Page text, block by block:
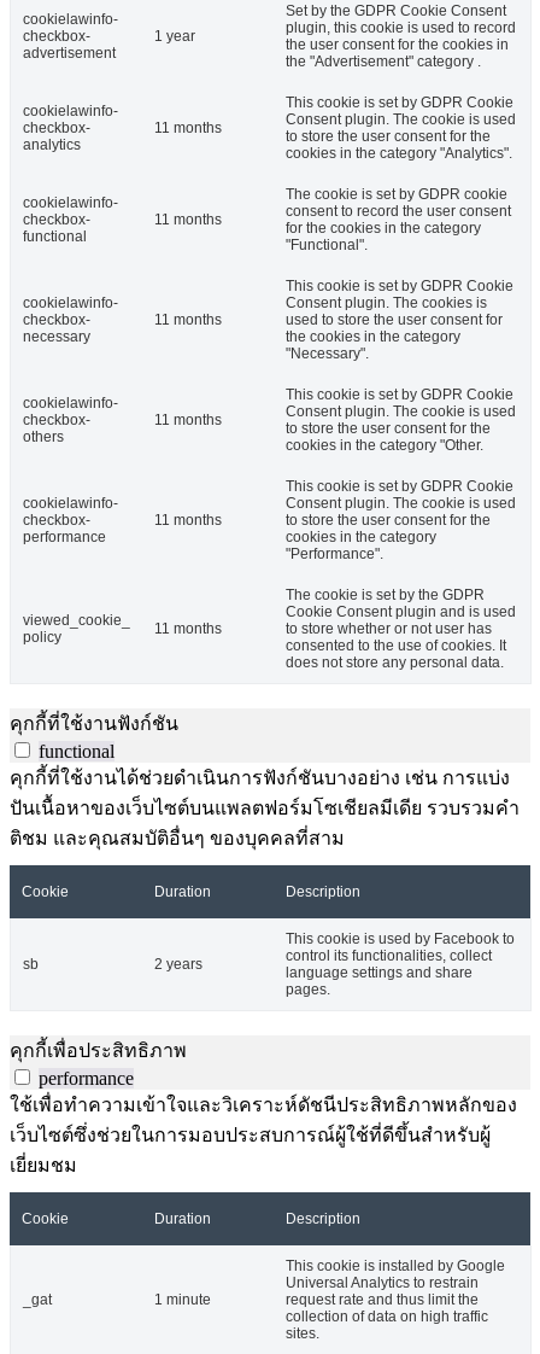
cookielawinfo-
checkbox-
advertisement
1 year
Set by the GDPR Cookie Consent
plugin, this cookie is used to record
the user consent for the cookies in
the "Advertisement" category .
cookielawinfo-
checkbox-
analytics
11 months
This cookie is set by GDPR Cookie
Consent plugin. The cookie is used
to store the user consent for the
cookies in the category "Analytics".
cookielawinfo-
checkbox-
functional
11 months
The cookie is set by GDPR cookie
consent to record the user consent
for the cookies in the category
"Functional".
cookielawinfo-
checkbox-
necessary
11 months
This cookie is set by GDPR Cookie
Consent plugin. The cookies is
used to store the user consent for
the cookies in the category
"Necessary".
cookielawinfo-
checkbox-
others
11 months
This cookie is set by GDPR Cookie
Consent plugin. The cookie is used
to store the user consent for the
cookies in the category "Other.
cookielawinfo-
checkbox-
performance
11 months
This cookie is set by GDPR Cookie
Consent plugin. The cookie is used
to store the user consent for the
cookies in the category
"Performance".
viewed_cookie_
policy
11 months
The cookie is set by the GDPR
Cookie Consent plugin and is used
to store whether or not user has
consented to the use of cookies. It
does not store any personal data.
คุกกี้ที่ใช้งานฟังก์ชัน
functional
คุกกี้ที่ใช้งานได้ช่วยดำเนินการฟังก์ชันบางอย่าง เช่น การแบ่ง
ปันเนื้อหาของเว็บไซต์บนแพลตฟอร์มโซเชียลมีเดีย รวบรวมคำ
ติชม และคุณสมบัติอื่นๆ ของบุคคลที่สาม
Cookie Duration Description
sb 2 years
This cookie is used by Facebook to
control its functionalities, collect
language settings and share
pages.
คุกกี้เพื่อประสิทธิภาพ
performance
ใช้เพื่อทำความเข้าใจและวิเคราะห์ดัชนีประสิทธิภาพหลักของ
เว็บไซต์ซึ่งช่วยในการมอบประสบการณ์ผู้ใช้ที่ดีขึ้นสำหรับผู้
เยี่ยมชม
Cookie Duration Description
_gat 1 minute
This cookie is installed by Google
Universal Analytics to restrain
request rate and thus limit the
collection of data on high traffic
sites.